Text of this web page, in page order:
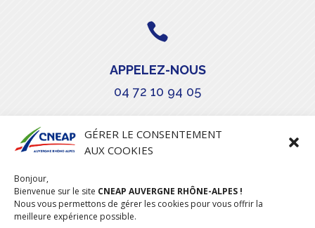
GÉRER LE CONSENTEMENT
AUX COOKIES
Bonjour,
Bienvenue sur le site CNEAP AUVERGNE RHÔNE-ALPES !
Nous vous permettons de gérer les cookies pour vous offrir la
meilleure expérience possible.

APPELEZ-NOUS
04 72 10 94 05

stephanie.maillot@cneap.fr